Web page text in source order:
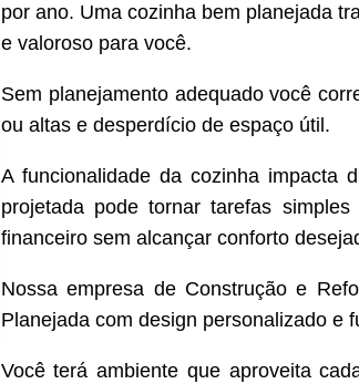
por ano. Uma cozinha bem planejada
e valoroso para você.
Sem planejamento adequado você
ou altas e desperdício de espaço útil.
A funcionalidade da cozinha impacta
projetada pode tornar tarefas
financeiro sem alcançar conforto
Nossa empresa de Construção e
Planejada com design personalizado e
Você terá ambiente que aproveita